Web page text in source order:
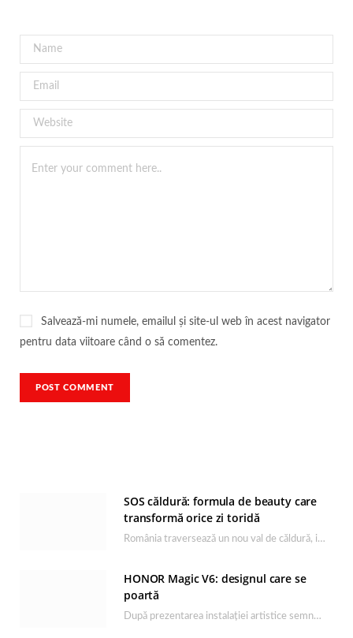
Salvează-mi numele, emailul și site-ul web în acest navigator
pentru data viitoare când o să comentez.
SOS căldură: formula de beauty care
transformă orice zi toridă
România traversează un nou val de căldură, iar rutina de îngrijire capătă un rol esențial…
HONOR Magic V6: designul care se
poartă
După prezentarea instalației artistice semnată de Catrinel Săbăciag în cadrul evenimentului de lansare HONOR Magic…